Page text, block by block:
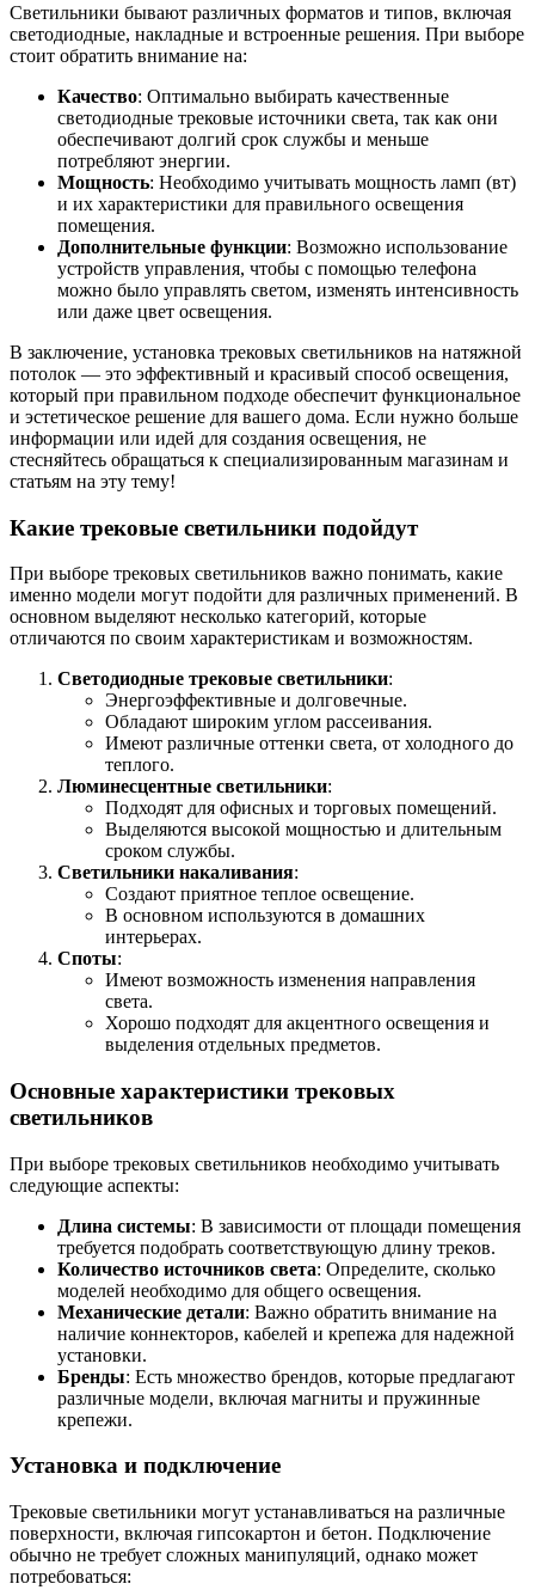
Светильники бывают различных форматов и типов, включая
светодиодные, накладные и встроенные решения. При выборе
стоит обратить внимание на:
Качество: Оптимально выбирать качественные
светодиодные трековые источники света, так как они
обеспечивают долгий срок службы и меньше
потребляют энергии.
Мощность: Необходимо учитывать мощность ламп (вт)
и их характеристики для правильного освещения
помещения.
Дополнительные функции: Возможно использование
устройств управления, чтобы с помощью телефона
можно было управлять светом, изменять интенсивность
или даже цвет освещения.
В заключение, установка трековых светильников на натяжной
потолок — это эффективный и красивый способ освещения,
который при правильном подходе обеспечит функциональное
и эстетическое решение для вашего дома. Если нужно больше
информации или идей для создания освещения, не
стесняйтесь обращаться к специализированным магазинам и
статьям на эту тему!
Какие трековые светильники подойдут
При выборе трековых светильников важно понимать, какие
именно модели могут подойти для различных применений. В
основном выделяют несколько категорий, которые
отличаются по своим характеристикам и возможностям.
Светодиодные трековые светильники:
Энергоэффективные и долговечные.
Обладают широким углом рассеивания.
Имеют различные оттенки света, от холодного до
теплого.
Люминесцентные светильники:
Подходят для офисных и торговых помещений.
Выделяются высокой мощностью и длительным
сроком службы.
Светильники накаливания:
Создают приятное теплое освещение.
В основном используются в домашних
интерьерах.
Споты:
Имеют возможность изменения направления
света.
Хорошо подходят для акцентного освещения и
выделения отдельных предметов.
Основные характеристики трековых
светильников
При выборе трековых светильников необходимо учитывать
следующие аспекты:
Длина системы: В зависимости от площади помещения
требуется подобрать соответствующую длину треков.
Количество источников света: Определите, сколько
моделей необходимо для общего освещения.
Механические детали: Важно обратить внимание на
наличие коннекторов, кабелей и крепежа для надежной
установки.
Бренды: Есть множество брендов, которые предлагают
различные модели, включая магниты и пружинные
крепежи.
Установка и подключение
Трековые светильники могут устанавливаться на различные
поверхности, включая гипсокартон и бетон. Подключение
обычно не требует сложных манипуляций, однако может
потребоваться: